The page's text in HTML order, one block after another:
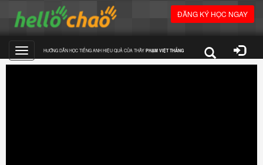
ĐĂNG KÝ HỌC NGAY
Toggle
HƯỚNG DẪN HỌC TIẾNG ANH HIỆU QUẢ CỦA THẦY PHẠM VIỆT THẮNG